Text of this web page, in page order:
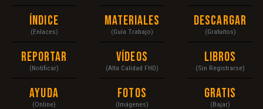
Índice
(Enlaces)
Reportar
(Notificar)
Ayuda
(Online)
Materiales
(Guía Trabajo)
Vídeos
(Alta Calidad FHD)
Fotos
(Imágenes)
Descargar
(Gratuitos)
Libros
(Sin Registrarse)
Gratis
(Bajar)